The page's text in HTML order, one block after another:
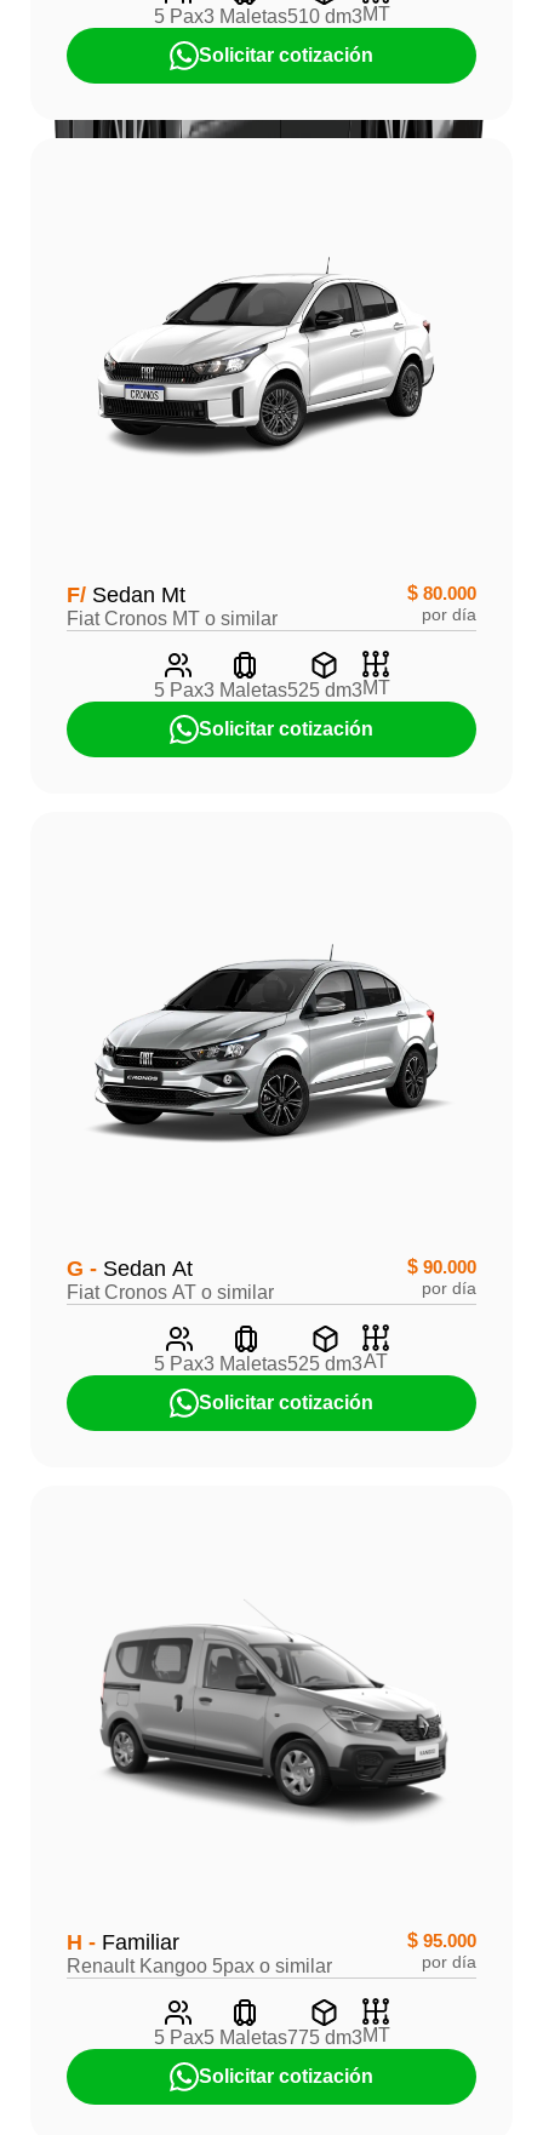
5 Pax3 Maletas510 dm3MT
Solicitar cotización
F/ Sedan Mt
Fiat Cronos MT o similar
$ 80.000
por día
5 Pax3 Maletas525 dm3MT
Solicitar cotización
G - Sedan At
Fiat Cronos AT o similar
$ 90.000
por día
5 Pax3 Maletas525 dm3AT
Solicitar cotización
H - Familiar
Renault Kangoo 5pax o similar
$ 95.000
por día
5 Pax5 Maletas775 dm3MT
Solicitar cotización